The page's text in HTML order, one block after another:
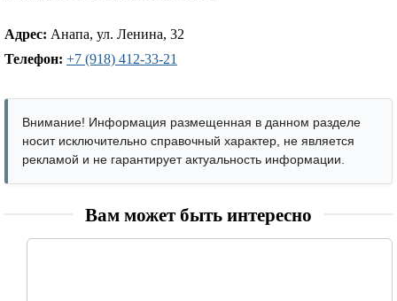
Адрес: Анапа, ул. Ленина, 32
Телефон: +7 (918) 412-33-21
Внимание! Информация размещенная в данном разделе
носит исключительно справочный характер, не является
рекламой и не гарантирует актуальность информации.
Вам может быть интересно